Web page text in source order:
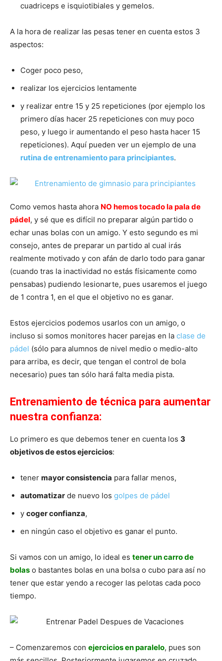
cuadriceps e isquiotibiales y gemelos.
A la hora de realizar las pesas tener en cuenta estos 3
aspectos:
Coger poco peso,
realizar los ejercicios lentamente
y realizar entre 15 y 25 repeticiones (por ejemplo los
primero días hacer 25 repeticiones con muy poco
peso, y luego ir aumentando el peso hasta hacer 15
repeticiones). Aquí pueden ver un ejemplo de una
rutina de entrenamiento para principiantes.
Como vemos hasta ahora NO hemos tocado la pala de
pádel, y sé que es difícil no preparar algún partido o
echar unas bolas con un amigo. Y esto segundo es mi
consejo, antes de preparar un partido al cual irás
realmente motivado y con afán de darlo todo para ganar
(cuando tras la inactividad no estás físicamente como
pensabas) pudiendo lesionarte, pues usaremos el juego
de 1 contra 1, en el que el objetivo no es ganar.
Estos ejercicios podemos usarlos con un amigo, o
incluso si somos monitores hacer parejas en la clase de
pádel (sólo para alumnos de nivel medio o medio-alto
para arriba, es decir, que tengan el control de bola
necesario) pues tan sólo hará falta media pista.
Entrenamiento de técnica para aumentar
nuestra confianza:
Lo primero es que debemos tener en cuenta los 3
objetivos de estos ejercicios:
tener mayor consistencia para fallar menos,
automatizar de nuevo los golpes de pádel
y coger confianza,
en ningún caso el objetivo es ganar el punto.
Si vamos con un amigo, lo ideal es tener un carro de
bolas o bastantes bolas en una bolsa o cubo para así no
tener que estar yendo a recoger las pelotas cada poco
tiempo.
– Comenzaremos con ejercicios en paralelo, pues son